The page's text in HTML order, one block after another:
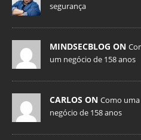
segurança
MINDSECBLOG ON
um negócio de 158 anos
CARLOS ON Como
negócio de 158 anos